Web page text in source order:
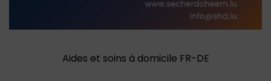
Aides et soins à domicile FR-DE